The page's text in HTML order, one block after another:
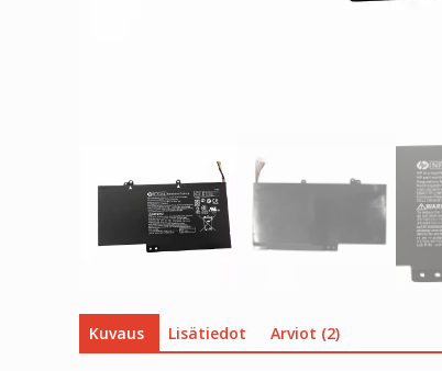
Kuvaus Lisätiedot Arviot (2)